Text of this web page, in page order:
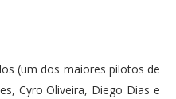
(um dos maiores pilotos de
Cyro Oliveira, Diego Dias e